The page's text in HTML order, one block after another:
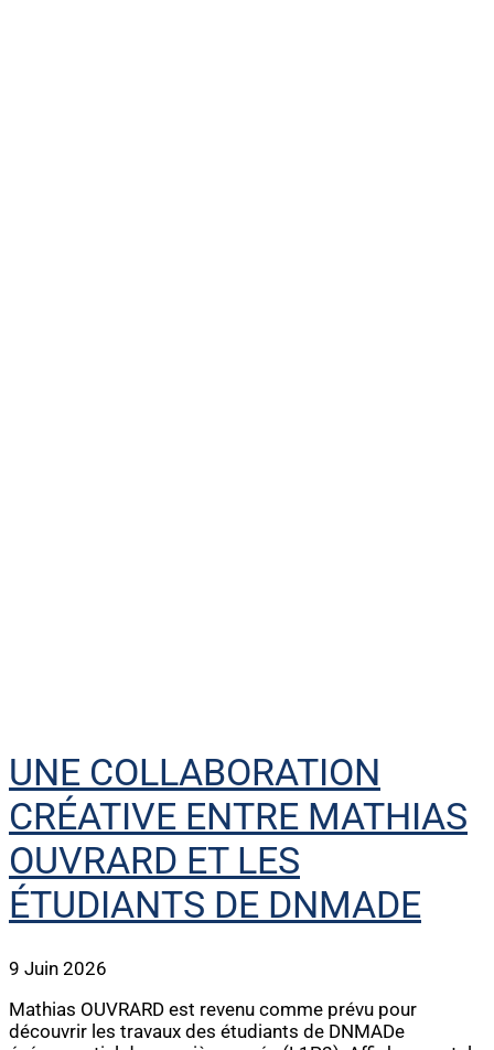
UNE COLLABORATION
CRÉATIVE ENTRE MATHIAS
OUVRARD ET LES
ÉTUDIANTS DE DNMADE
9 Juin 2026
Mathias OUVRARD est revenu comme prévu pour
découvrir les travaux des étudiants de DNMADe